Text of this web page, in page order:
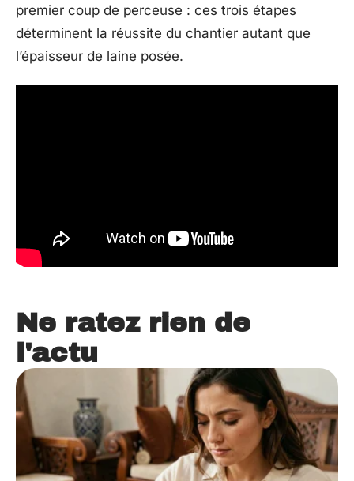
premier coup de perceuse : ces trois étapes
déterminent la réussite du chantier autant que
l’épaisseur de laine posée.
Ne ratez rien de
l'actu